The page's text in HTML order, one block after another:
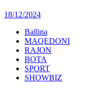
18/12/2024
Ballina
MAQEDONI
RAJON
BOTA
SPORT
SHOWBIZ